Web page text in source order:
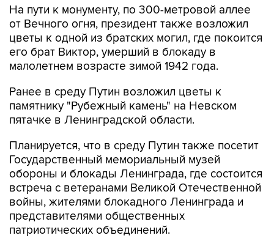
На пути к монументу, по 300-метровой аллее
от Вечного огня, президент также возложил
цветы к одной из братских могил, где покоится
его брат Виктор, умерший в блокаду в
малолетнем возрасте зимой 1942 года.
Ранее в среду Путин возложил цветы к
памятнику "Рубежный камень" на Невском
пятачке в Ленинградской области.
Планируется, что в среду Путин также посетит
Государственный мемориальный музей
обороны и блокады Ленинграда, где состоится
встреча с ветеранами Великой Отечественной
войны, жителями блокадного Ленинграда и
представителями общественных
патриотических объединений.